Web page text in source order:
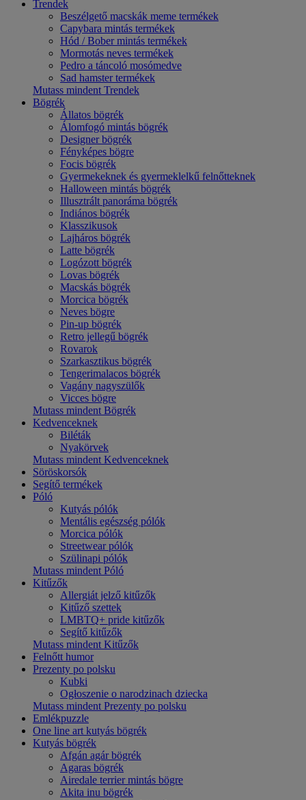
Trendek
Beszélgető macskák meme termékek
Capybara mintás termékek
Hód / Bober mintás termékek
Mormotás neves termékek
Pedro a táncoló mosómedve
Sad hamster termékek
Mutass mindent Trendek
Bögrék
Állatos bögrék
Álomfogó mintás bögrék
Designer bögrék
Fényképes bögre
Focis bögrék
Gyermekeknek és gyermeklelkű felnőtteknek
Halloween mintás bögrék
Illusztrált panoráma bögrék
Indiános bögrék
Klasszikusok
Lajháros bögrék
Latte bögrék
Logózott bögrék
Lovas bögrék
Macskás bögrék
Morcica bögrék
Neves bögre
Pin-up bögrék
Retro jellegű bögrék
Rovarok
Szarkasztikus bögrék
Tengerimalacos bögrék
Vagány nagyszülők
Vicces bögre
Mutass mindent Bögrék
Kedvenceknek
Biléták
Nyakörvek
Mutass mindent Kedvenceknek
Söröskorsók
Segítő termékek
Póló
Kutyás pólók
Mentális egészség pólók
Morcica pólók
Streetwear pólók
Szülinapi pólók
Mutass mindent Póló
Kitűzők
Allergiát jelző kitűzők
Kitűző szettek
LMBTQ+ pride kitűzők
Segítő kitűzők
Mutass mindent Kitűzők
Felnőtt humor
Prezenty po polsku
Kubki
Ogłoszenie o narodzinach dziecka
Mutass mindent Prezenty po polsku
Emlékpuzzle
One line art kutyás bögrék
Kutyás bögrék
Afgán agár bögrék
Agaras bögrék
Airedale terrier mintás bögre
Akita inu bögrék